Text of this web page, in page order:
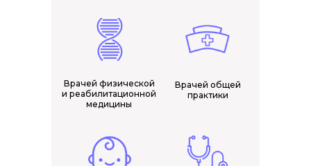
Врачей физической
и реабилитационной
медицины
Врачей общей
практики